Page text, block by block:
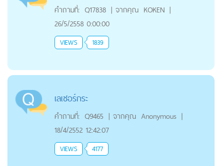
คำถามที่: Q17838 | จากคุณ KOKEN |
26/5/2558 0:00:00
VIEWS 1839
เลเซอร์กระ
คำถามที่: Q9465 | จากคุณ Anonymous |
18/4/2552 12:42:07
VIEWS 4177